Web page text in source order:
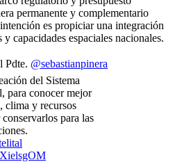
permanente y complementario
es propiciar una integración
capacidades espaciales nacionales.
@sebastianpinera
del Sistema
para conocer mejor
clima y recursos
para las